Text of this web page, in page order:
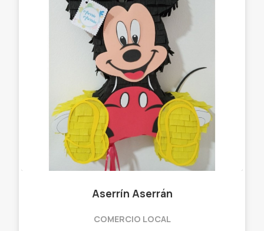
Aserrín Aserrán
COMERCIO LOCAL